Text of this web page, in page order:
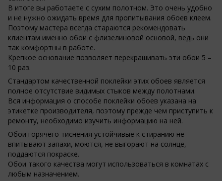
В итоге вы работаете с сухим полотном. Это очень удобно
и не нужно ожидать время для пропитывания обоев клеем.
Поэтому мастера всегда стараются рекомендовать
клиентам именно обои с флизелиновой основой, ведь они
так комфортны в работе.
Крепкое основание позволяет перекрашивать эти обои 5 –
10 раз.
Стандартом качественной поклейки этих обоев является
полное отсутствие видимых стыков между полотнами.
Вся информация о способе поклейки обоев указана на
этикетке производителя, поэтому прежде чем приступить к
ремонту, необходимо изучить информацию на ней.
Обои горячего тиснения устойчивые к стиранию не
впитывают запахи, моются, не выгорают на солнце,
поддаются покраске.
Обои такого качества могут использоваться в комнатах с
любым назначением.